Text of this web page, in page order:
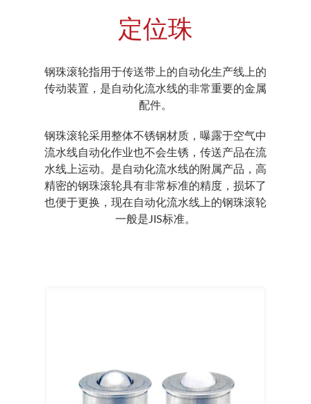
定位珠
钢珠滚轮指用于传送带上的自动化生产线上的
传动装置，是自动化流水线的非常重要的金属
配件。
钢珠滚轮采用整体不锈钢材质，曝露于空气中
流水线自动化作业也不会生锈，传送产品在流
水线上运动。是自动化流水线的附属产品，高
精密的钢珠滚轮具有非常标准的精度，损坏了
也便于更换，现在自动化流水线上的钢珠滚轮
一般是JIS标准。